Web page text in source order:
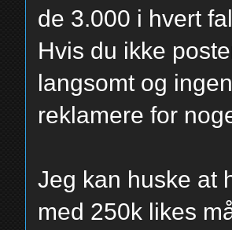
de 3.000 i hvert
Hvis du ikke
langsomt og
reklamere for
Jeg kan huske at
med 250k likes